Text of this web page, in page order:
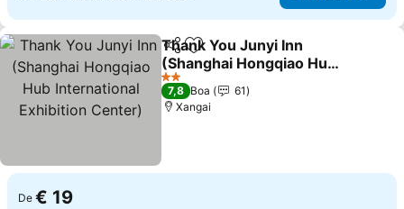
PartilharAdicionar aos favoritos
Thank You Junyi Inn
(Shanghai Hongqiao Hub
International Exhibition
Center)
2 Estrelas
7,8 Boa
61
Xangai
De € 19